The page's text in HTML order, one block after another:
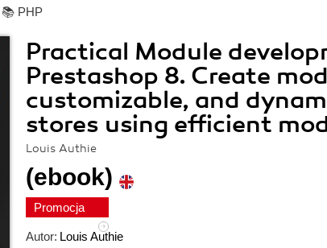
📚 PHP
Practical Module
Prestashop 8. Create
customizable, and
stores using efficient
Louis Authie
(ebook)
Promocja
Autor: Louis Authie